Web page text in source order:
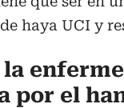
haya UCI y
la
por el